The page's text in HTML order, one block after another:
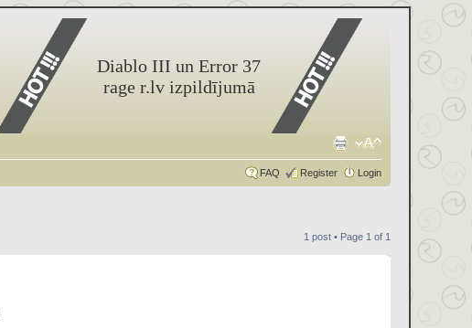
Diablo III un Error 37
rage r.lv izpildījumā
FAQ Register Login
1 post • Page 1 of 1